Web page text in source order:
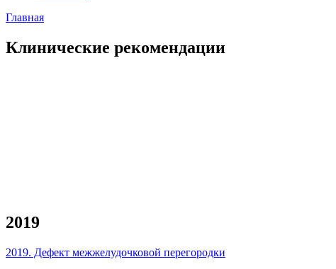
Главная
Клинические рекомендации
2019
2019. Дефект межжелудочковой перегородки